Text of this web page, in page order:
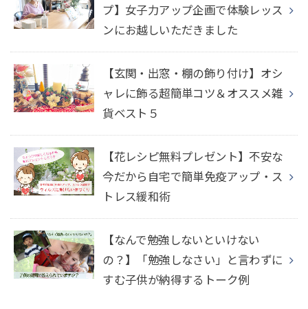
プ】女子力アップ企画で体験レッス
ンにお越しいただきました
【玄関・出窓・棚の飾り付け】オシ
ャレに飾る超簡単コツ＆オススメ雑
貨ベスト５
【花レシピ無料プレゼント】不安な
今だから自宅で簡単免疫アップ・ス
トレス緩和術
【なんで勉強しないといけない
の？】「勉強しなさい」と言わずに
すむ子供が納得するトーク例